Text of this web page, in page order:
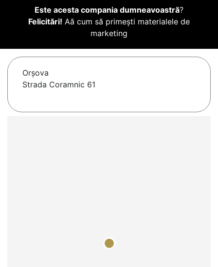
Este acesta compania dumneavoastră?
Felicitări! Aă cum să primești materialele de
marketing
Orşova
Strada Coramnic 61